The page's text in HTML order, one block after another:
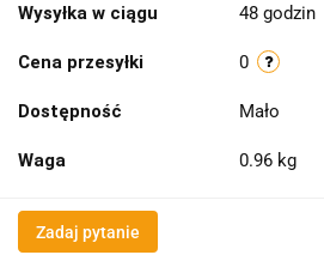
Wysyłka w ciągu 48 godzin
Cena przesyłki 0
Dostępność Mało
Waga 0.96 kg
Zadaj pytanie